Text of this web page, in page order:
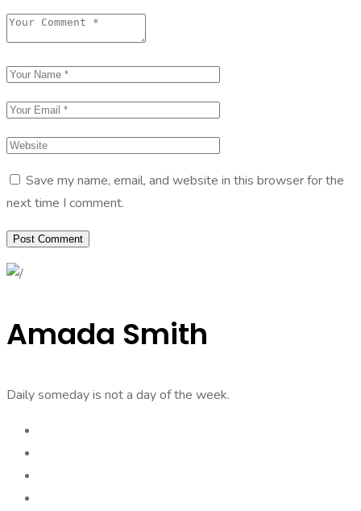
Save my name, email, and website in this browser for the
next time I comment.
Amada Smith
Daily someday is not a day of the week.